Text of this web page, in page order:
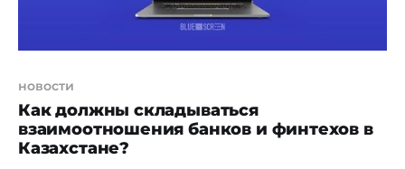
новости
Как должны складываться
взаимоотношения банков и финтехов в
Казахстане?